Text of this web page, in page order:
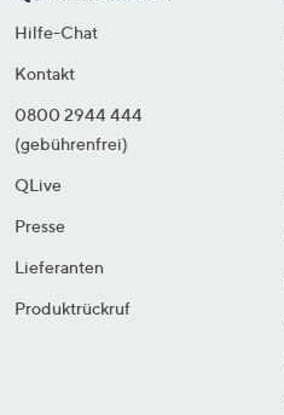
Hilfe-Chat
Kontakt
0800 2944 444
(gebührenfrei)
QLive
Presse
Lieferanten
Produktrückruf